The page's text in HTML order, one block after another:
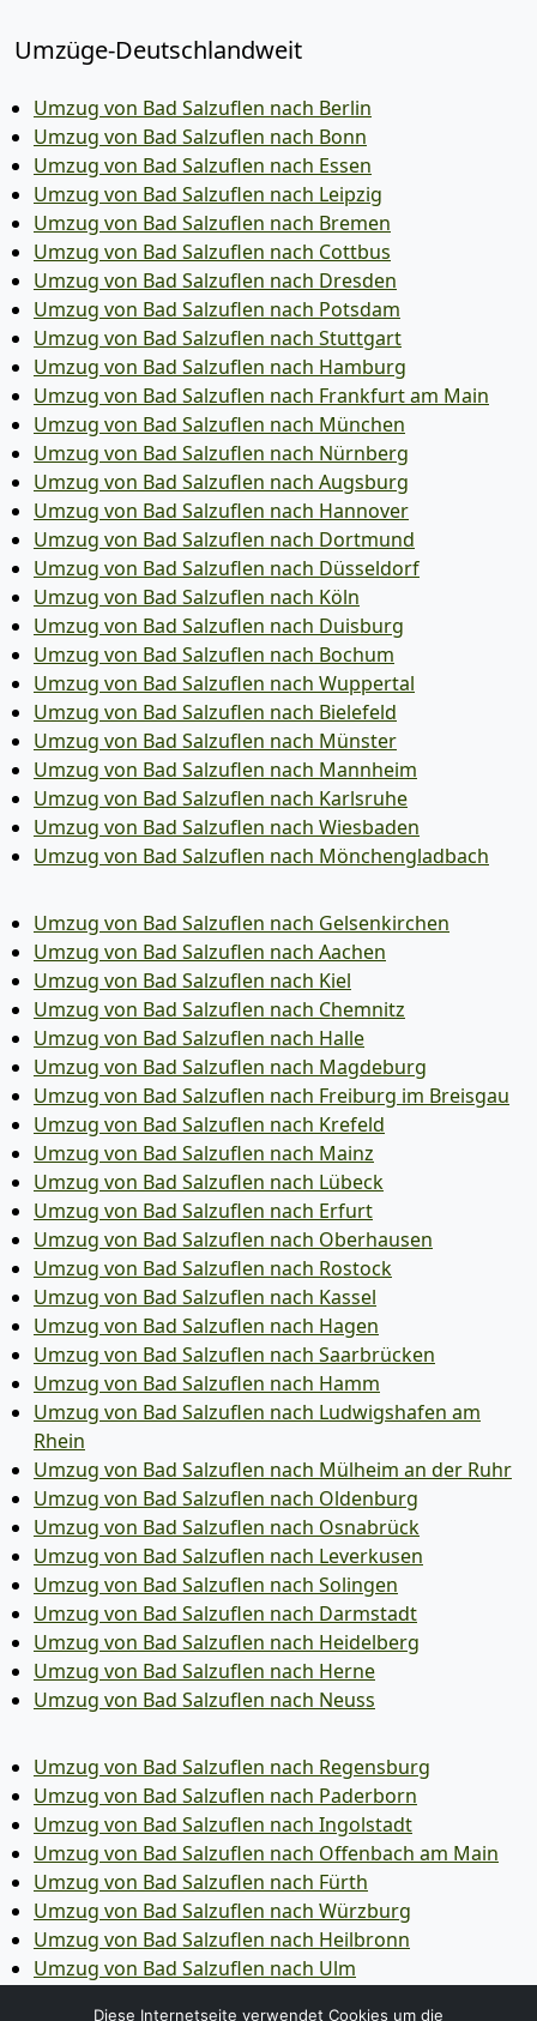
Umzüge-Deutschlandweit
Umzug von Bad Salzuflen nach Berlin
Umzug von Bad Salzuflen nach Bonn
Umzug von Bad Salzuflen nach Essen
Umzug von Bad Salzuflen nach Leipzig
Umzug von Bad Salzuflen nach Bremen
Umzug von Bad Salzuflen nach Cottbus
Umzug von Bad Salzuflen nach Dresden
Umzug von Bad Salzuflen nach Potsdam
Umzug von Bad Salzuflen nach Stuttgart
Umzug von Bad Salzuflen nach Hamburg
Umzug von Bad Salzuflen nach Frankfurt am Main
Umzug von Bad Salzuflen nach München
Umzug von Bad Salzuflen nach Nürnberg
Umzug von Bad Salzuflen nach Augsburg
Umzug von Bad Salzuflen nach Hannover
Umzug von Bad Salzuflen nach Dortmund
Umzug von Bad Salzuflen nach Düsseldorf
Umzug von Bad Salzuflen nach Köln
Umzug von Bad Salzuflen nach Duisburg
Umzug von Bad Salzuflen nach Bochum
Umzug von Bad Salzuflen nach Wuppertal
Umzug von Bad Salzuflen nach Bielefeld
Umzug von Bad Salzuflen nach Münster
Umzug von Bad Salzuflen nach Mannheim
Umzug von Bad Salzuflen nach Karlsruhe
Umzug von Bad Salzuflen nach Wiesbaden
Umzug von Bad Salzuflen nach Mönchen­gladbach
Umzug von Bad Salzuflen nach Gelsenkirchen
Umzug von Bad Salzuflen nach Aachen
Umzug von Bad Salzuflen nach Kiel
Umzug von Bad Salzuflen nach Chemnitz
Umzug von Bad Salzuflen nach Halle
Umzug von Bad Salzuflen nach Magdeburg
Umzug von Bad Salzuflen nach Freiburg im Breisgau
Umzug von Bad Salzuflen nach Krefeld
Umzug von Bad Salzuflen nach Mainz
Umzug von Bad Salzuflen nach Lübeck
Umzug von Bad Salzuflen nach Erfurt
Umzug von Bad Salzuflen nach Oberhausen
Umzug von Bad Salzuflen nach Rostock
Umzug von Bad Salzuflen nach Kassel
Umzug von Bad Salzuflen nach Hagen
Umzug von Bad Salzuflen nach Saarbrücken
Umzug von Bad Salzuflen nach Hamm
Umzug von Bad Salzuflen nach Ludwigshafen am
Rhein
Umzug von Bad Salzuflen nach Mülheim an der Ruhr
Umzug von Bad Salzuflen nach Oldenburg
Umzug von Bad Salzuflen nach Osnabrück
Umzug von Bad Salzuflen nach Leverkusen
Umzug von Bad Salzuflen nach Solingen
Umzug von Bad Salzuflen nach Darmstadt
Umzug von Bad Salzuflen nach Heidelberg
Umzug von Bad Salzuflen nach Herne
Umzug von Bad Salzuflen nach Neuss
Umzug von Bad Salzuflen nach Regensburg
Umzug von Bad Salzuflen nach Paderborn
Umzug von Bad Salzuflen nach Ingolstadt
Umzug von Bad Salzuflen nach Offenbach am Main
Umzug von Bad Salzuflen nach Fürth
Umzug von Bad Salzuflen nach Würzburg
Umzug von Bad Salzuflen nach Heilbronn
Umzug von Bad Salzuflen nach Ulm
Diese Internetseite verwendet Cookies um die